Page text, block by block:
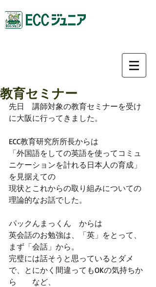
教育セミナー
先日　講師対象の教育セミナーを受け
に大阪に行ってきました。
ECC教育研究所所長からは
「外国語をしての英語を使ってコミュ
ニケーションを計れる日本人の育成」
を見据えての
現状とこれからの取り組みについての
理論的なお話でした。
パックんまっくん　からは
英会話のお勉強は、「英」をとって、
まず「会話」から。
完璧には話そうと思っているとダメ
で、とにかく間違ってもOKの気持ちか
ら　　など、